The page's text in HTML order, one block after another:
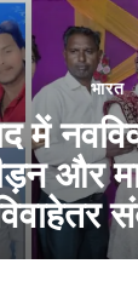
भारत
में
और